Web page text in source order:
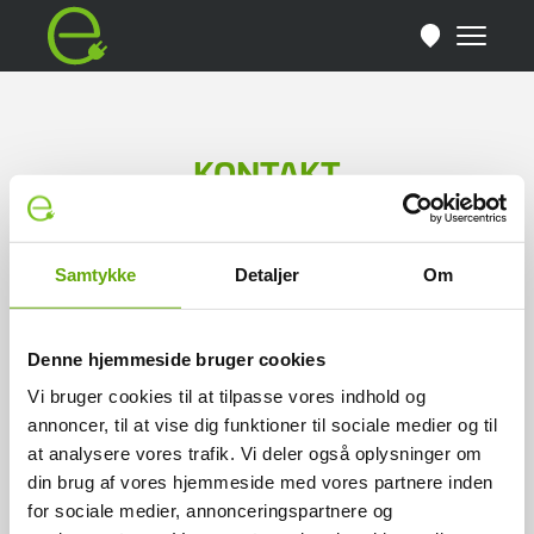
Samtykke Detaljer Om
Denne hjemmeside bruger cookies
Vi bruger cookies til at tilpasse vores indhold og
annoncer, til at vise dig funktioner til sociale medier og til
at analysere vores trafik. Vi deler også oplysninger om
din brug af vores hjemmeside med vores partnere inden
for sociale medier, annonceringspartnere og
KONTAKT
Det grønne e Hovedkontor
Kontakt hovedkontoret her
Find e-værksted
INFO
Find værksted